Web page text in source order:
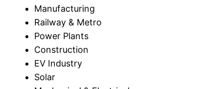
Manufacturing
Railway & Metro
Power Plants
Construction
EV Industry
Solar